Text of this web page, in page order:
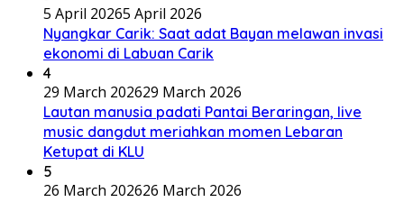
5 April 20265 April 2026
Nyangkar Carik: Saat adat Bayan melawan invasi
ekonomi di Labuan Carik
4
29 March 202629 March 2026
Lautan manusia padati Pantai Beraringan, live
music dangdut meriahkan momen Lebaran
Ketupat di KLU
5
26 March 202626 March 2026